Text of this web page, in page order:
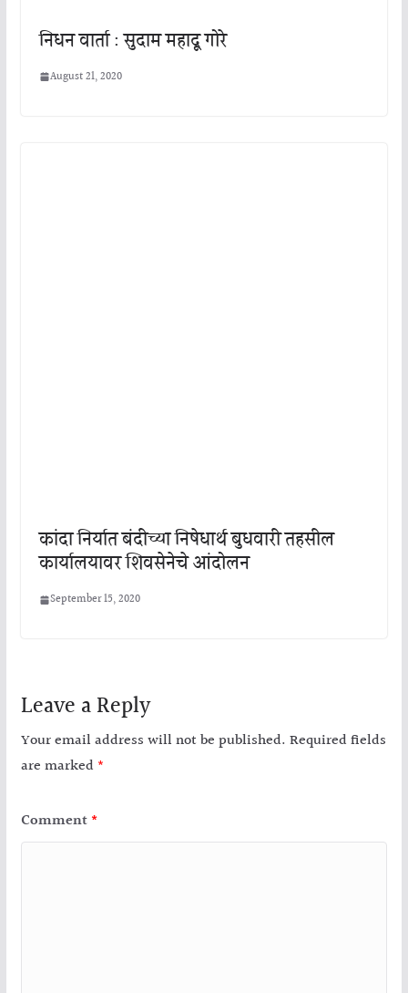
निधन वार्ता : सुदाम महादू गोरे
August 21, 2020
कांदा निर्यात बंदीच्या निषेधार्थ बुधवारी तहसील
कार्यालयावर शिवसेनेचे आंदोलन
September 15, 2020
Leave a Reply
Your email address will not be published. Required fields
are marked *
Comment *